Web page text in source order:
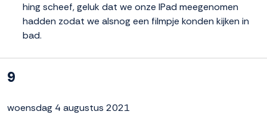
hing scheef, geluk dat we onze IPad meegenomen
hadden zodat we alsnog een filmpje konden kijken in
bad.
9
woensdag 4 augustus 2021